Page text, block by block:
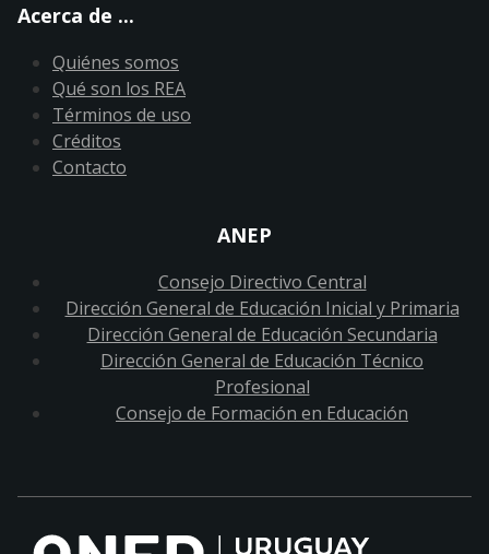
Acerca de ...
Quiénes somos
Qué son los REA
Términos de uso
Créditos
Contacto
ANEP
Consejo Directivo Central
Dirección General de Educación Inicial y Primaria
Dirección General de Educación Secundaria
Dirección General de Educación Técnico
Profesional
Consejo de Formación en Educación